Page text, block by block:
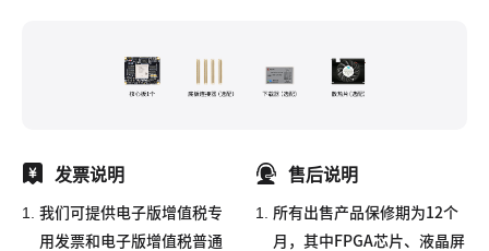
发票说明
1.
我们可提供电子版增值税专
用发票和电子版增值税普通
售后说明
1.
所有出售产品保修期为12个
月，其中FPGA芯片、液晶屏